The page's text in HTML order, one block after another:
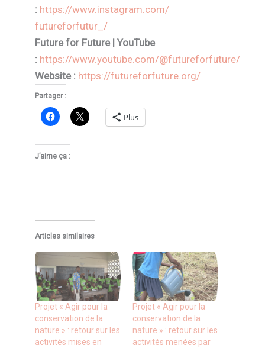
: https://www.instagram.com/
futureforfutur_/
Future for Future | YouTube
: https://www.youtube.com/@futureforfuture/
Website : https://futureforfuture.org/
Partager :
Plus
J’aime ça :
Articles similaires
Projet « Agir pour la
conservation de la
nature » : retour sur les
activités mises en
Projet « Agir pour la
conservation de la
nature » : retour sur les
activités menées par